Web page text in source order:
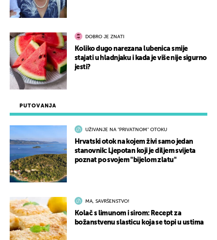
PUTOVANJA
UŽIVANJE NA "PRIVATNOM" OTOKU
Hrvatski otok na kojem živi samo jedan
stanovnik: Ljepotan koji je diljem svijeta
poznat po svojem "bijelom zlatu"
MA, SAVRŠENSTVO!
Kolač s limunom i sirom: Recept za
božanstvenu slasticu koja se topi u ustima
DOBRO JE ZNATI
Koliko dugo narezana lubenica smije
stajati u hladnjaku i kada je više nije sigurno
jesti?